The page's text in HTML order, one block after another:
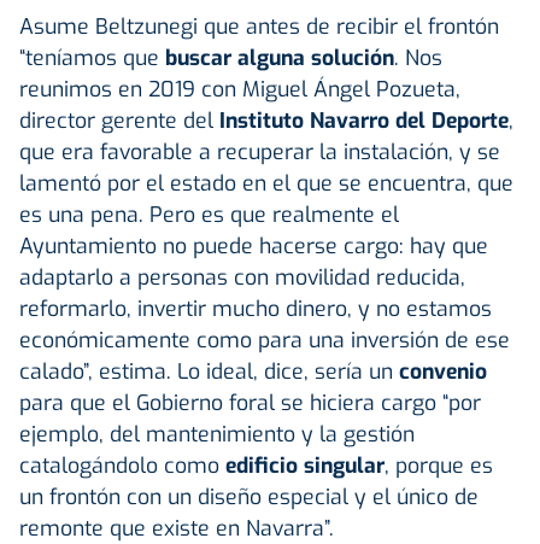
Asume Beltzunegi que antes de recibir el frontón
“teníamos que buscar alguna solución. Nos
reunimos en 2019 con Miguel Ángel Pozueta,
director gerente del Instituto Navarro del Deporte,
que era favorable a recuperar la instalación, y se
lamentó por el estado en el que se encuentra, que
es una pena. Pero es que realmente el
Ayuntamiento no puede hacerse cargo: hay que
adaptarlo a personas con movilidad reducida,
reformarlo, invertir mucho dinero, y no estamos
económicamente como para una inversión de ese
calado”, estima. Lo ideal, dice, sería un convenio
para que el Gobierno foral se hiciera cargo “por
ejemplo, del mantenimiento y la gestión
catalogándolo como edificio singular, porque es
un frontón con un diseño especial y el único de
remonte que existe en Navarra”.